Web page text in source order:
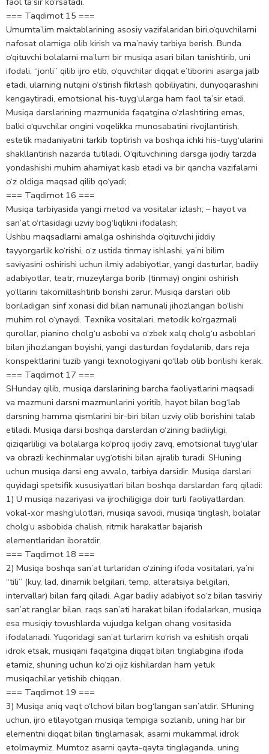
=== Taqdimot 15 ===
Umumta’lim maktablarining asosiy vazifalaridan biri,o‘quvchilarni
nafosat olamiga olib kirish va ma’naviy tarbiya berish. Bunda
o‘qituvchi bolalarni ma’lum bir musiqa asari bilan tanishtirib, uni
ifodali, “jonli” qilib ijro etib, o‘quvchilar diqqat e’tiborini asarga jalb
etadi, ularning nutqini o‘stirish fikrlash qobiliyatini, dunyoqarashini
kengaytiradi, emotsional his-tuyg‘ularga ham faol ta’sir etadi.
Musiqa darslarining mazmunida faqatgina o‘zlashtiring emas,
balki o‘quvchilar ongini voqelikka munosabatini rivojlantirish,
estetik madaniyatini tarkib toptirish va boshqa ichki his-tuyg‘ularini
shakllantirish nazarda tutiladi. O‘qituvchining darsga ijodiy tarzda
yondashishi muhim ahamiyat kasb etadi va bir qancha vazifalarni
o‘z oldiga maqsad qilib qo‘yadi;
=== Taqdimot 16 ===
Musiqa tarbiyasida yangi metod va vositalar izlash; – hayot va
san’at o‘rtasidagi uzviy bog‘liqlikni ifodalash;
Ushbu maqsadlarni amalga oshirishda o‘qituvchi jiddiy
tayyorgarlik ko‘rishi, o‘z ustida tinmay ishlashi, ya’ni bilim
saviyasini oshirishi uchun ilmiy adabiyotlar, yangi dasturlar, badiiy
adabiyotlar, teatr, muzeylarga borib (tinmay) ongini oshirish
yo‘llarini takomillashtirib borishi zarur. Musiqa darslari olib
boriladigan sinf xonasi did bilan namunali jihozlangan bo‘lishi
muhim rol o‘ynaydi. Texnika vositalari, metodik ko‘rgazmali
qurollar, pianino cholg‘u asbobi va o‘zbek xalq cholg‘u asboblari
bilan jihozlangan boyishi, yangi dasturdan foydalanib, dars reja
konspektlarini tuzib yangi texnologiyani qo‘llab olib borilishi kerak.
=== Taqdimot 17 ===
SHunday qilib, musiqa darslarining barcha faoliyatlarini maqsadi
va mazmuni darsni mazmunlarini yoritib, hayot bilan bog‘lab
darsning hamma qismlarini bir-biri bilan uzviy olib borishini talab
etiladi. Musiqa darsi boshqa darslardan o‘zining badiiyligi,
qiziqarliligi va bolalarga ko‘proq ijodiy zavq, emotsional tuyg‘ular
va obrazli kechinmalar uyg‘otishi bilan ajralib turadi. SHuning
uchun musiqa darsi eng avvalo, tarbiya darsidir. Musiqa darslari
quyidagi spetsifik xususiyatlari bilan boshqa darslardan farq qiladi:
1) U musiqa nazariyasi va ijrochiligiga doir turli faoliyatlardan:
vokal-xor mashg‘ulotlari, musiqa savodi, musiqa tinglash, bolalar
cholg‘u asbobida chalish, ritmik harakatlar bajarish
elementlaridan iboratdir.
=== Taqdimot 18 ===
2) Musiqa boshqa san’at turlaridan o‘zining ifoda vositalari, ya’ni
“tili” (kuy, lad, dinamik belgilari, temp, alteratsiya belgilari,
intervallar) bilan farq qiladi. Agar badiiy adabiyot so‘z bilan tasviriy
san’at ranglar bilan, raqs san’ati harakat bilan ifodalarkan, musiqa
esa musiqiy tovushlarda vujudga kelgan ohang vositasida
ifodalanadi. Yuqoridagi san’at turlarim ko‘rish va eshitish orqali
idrok etsak, musiqani faqatgina diqqat bilan tinglabgina ifoda
etamiz, shuning uchun ko‘zi ojiz kishilardan ham yetuk
musiqachilar yetishib chiqqan.
=== Taqdimot 19 ===
3) Musiqa aniq vaqt o‘lchovi bilan bog‘langan san’atdir. SHuning
uchun, ijro etilayotgan musiqa tempiga sozlanib, uning har bir
elementni diqqat bilan tinglamasak, asarni mukammal idrok
etolmaymiz. Mumtoz asarni qayta-qayta tinglaganda, uning